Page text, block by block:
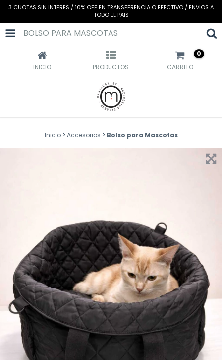
3 CUOTAS SIN INTERES / 10% OFF EN TRANSFERENCIA O EFECTIVO / ENVIOS A
TODO EL PAIS
BOLSO PARA MASCOTAS
INICIO PRODUCTOS CARRITO
0
Inicio > Accesorios > Bolso para Mascotas